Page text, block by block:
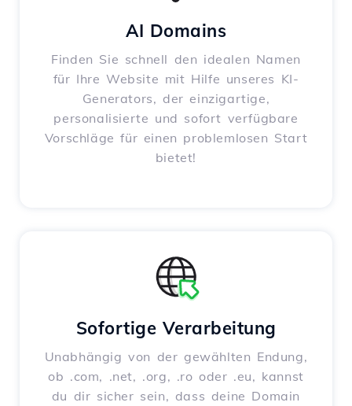
AI Domains
Finden Sie schnell den idealen Namen
für Ihre Website mit Hilfe unseres KI-
Generators, der einzigartige,
personalisierte und sofort verfügbare
Vorschläge für einen problemlosen Start
bietet!
Sofortige Verarbeitung
Unabhängig von der gewählten Endung,
ob .com, .net, .org, .ro oder .eu, kannst
du dir sicher sein, dass deine Domain